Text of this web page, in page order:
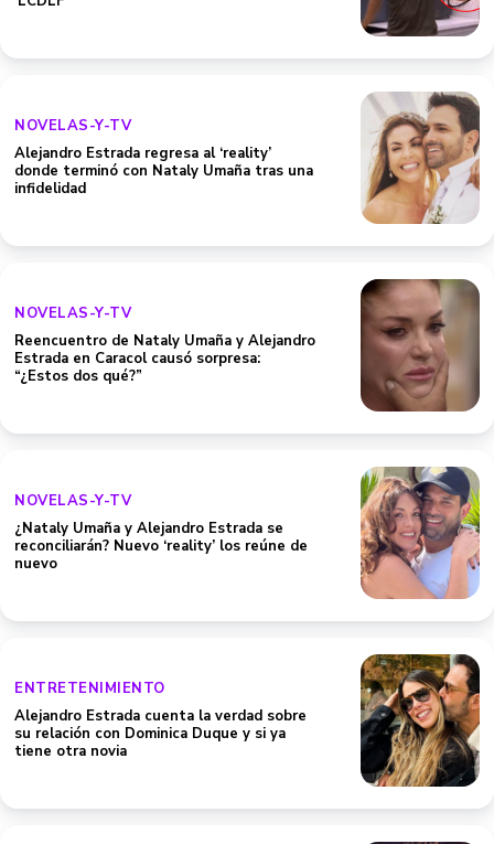
NOVELAS-Y-TV
Alejandro Estrada regresa al ‘reality’
donde terminó con Nataly Umaña tras una
infidelidad
NOVELAS-Y-TV
Reencuentro de Nataly Umaña y Alejandro
Estrada en Caracol causó sorpresa:
“¿Estos dos qué?”
NOVELAS-Y-TV
¿Nataly Umaña y Alejandro Estrada se
reconciliarán? Nuevo ‘reality’ los reúne de
nuevo
ENTRETENIMIENTO
Alejandro Estrada cuenta la verdad sobre
su relación con Dominica Duque y si ya
tiene otra novia